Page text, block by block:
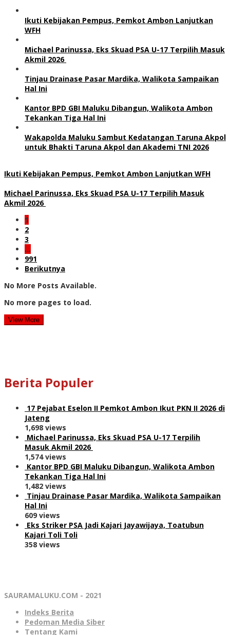
Ikuti Kebijakan Pempus, Pemkot Ambon Lanjutkan
WFH
Michael Parinussa, Eks Skuad PSA U-17 Terpilih Masuk
Akmil 2026
Tinjau Drainase Pasar Mardika, Walikota Sampaikan
Hal Ini
Kantor BPD GBI Maluku Dibangun, Walikota Ambon
Tekankan Tiga Hal Ini
Wakapolda Maluku Sambut Kedatangan Taruna Akpol
untuk Bhakti Taruna Akpol dan Akademi TNI 2026
Ikuti Kebijakan Pempus, Pemkot Ambon Lanjutkan WFH
Michael Parinussa, Eks Skuad PSA U-17 Terpilih Masuk
Akmil 2026
1
2
3
…
991
Berikutnya
No More Posts Available.
No more pages to load.
View More
Berita Populer
17 Pejabat Eselon II Pemkot Ambon Ikut PKN II 2026 di
Jateng
1,698 views
Michael Parinussa, Eks Skuad PSA U-17 Terpilih
Masuk Akmil 2026
1,574 views
Kantor BPD GBI Maluku Dibangun, Walikota Ambon
Tekankan Tiga Hal Ini
1,482 views
Tinjau Drainase Pasar Mardika, Walikota Sampaikan
Hal Ini
609 views
Eks Striker PSA Jadi Kajari Jayawijaya, Toatubun
Kajari Toli Toli
358 views
SAURAMALUKU.COM - 2021
Indeks Berita
Pedoman Media Siber
Tentang Kami